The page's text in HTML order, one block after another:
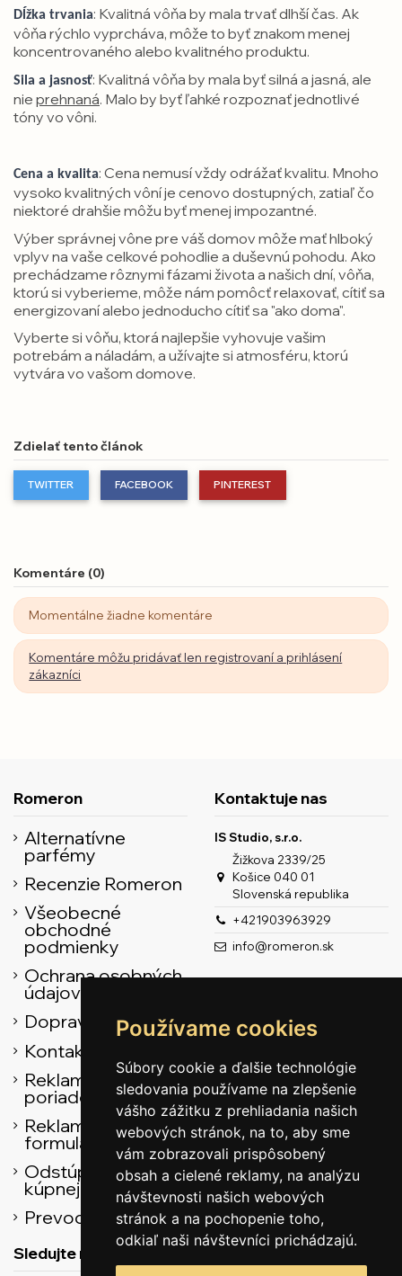
Používame cookies
Súbory cookie a ďalšie technológie
sledovania používame na zlepšenie
vášho zážitku z prehliadania našich
webových stránok, na to, aby sme
vám zobrazovali prispôsobený
obsah a cielené reklamy, na analýzu
návštevnosti našich webových
stránok a na pochopenie toho,
odkiaľ naši návštevníci prichádzajú.
Dĺžka trvania: Kvalitná vôňa by mala trvať dlhší čas. Ak
vôňa rýchlo vyprcháva, môže to byť znakom menej
koncentrovaného alebo kvalitného produktu.
Sila a jasnosť: Kvalitná vôňa by mala byť silná a jasná, ale
nie prehnaná. Malo by byť ľahké rozpoznať jednotlivé
tóny vo vôni.
Cena a kvalita: Cena nemusí vždy odrážať kvalitu. Mnoho
vysoko kvalitných vôní je cenovo dostupných, zatiaľ čo
niektoré drahšie môžu byť menej impozantné.
Výber správnej vône pre váš domov môže mať hlboký
vplyv na vaše celkové pohodlie a duševnú pohodu. Ako
prechádzame rôznymi fázami života a našich dní, vôňa,
ktorú si vyberieme, môže nám pomôcť relaxovať, cítiť sa
energizovaní alebo jednoducho cítiť sa "ako doma".
Vyberte si vôňu, ktorá najlepšie vyhovuje vašim
potrebám a náladám, a užívajte si atmosféru, ktorú
vytvára vo vašom domove.
Zdielať tento článok
TWITTER FACEBOOK PINTEREST
Komentáre (0)
Momentálne žiadne komentáre
Komentáre môžu pridávať len registrovaní a prihlásení
zákazníci
Romeron
Alternatívne
parfémy
Recenzie Romeron
Všeobecné
obchodné
podmienky
Ochrana osobných
údajov
Doprava
Kontaktné údaje
Reklamačný
poriadok
Reklamačný
formulár
Odstúpenie od
kúpnej zmluvy
Prevodník
Kontaktuje nas
IS Studio, s.r.o.
Žižkova 2339/25
Košice 040 01
Slovenská republika
+421903963929
info@romeron.sk
Sledujte nás